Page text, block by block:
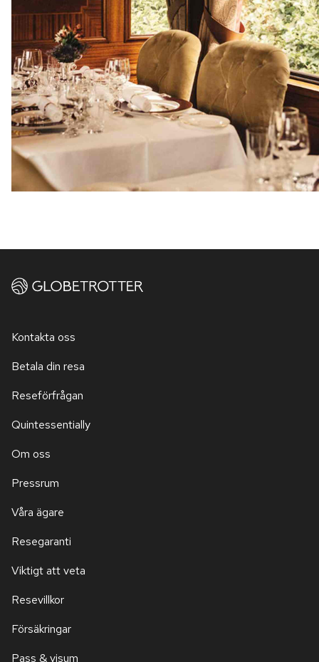
Kontakta oss
Betala din resa
Reseförfrågan
Quintessentially
Om oss
Pressrum
Våra ägare
Resegaranti
Viktigt att veta
Resevillkor
Försäkringar
Pass & visum